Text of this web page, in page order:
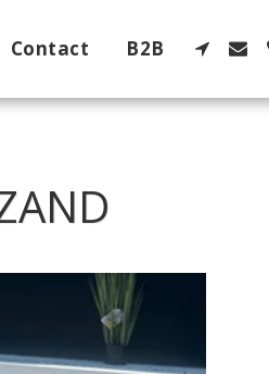
Contact B2B